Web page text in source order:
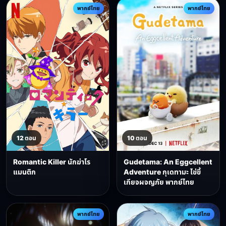
พากย์ไทย
12 ตอน
Romantic Killer นักฆ่าโร
แมนติก
พากย์ไทย
10 ตอน
Gudetama: An Eggcellent
Adventure กุเดทามะ ไข่ขี้
เกียจผจญภัย พากย์ไทย
พากย์ไทย พากย์ไทย